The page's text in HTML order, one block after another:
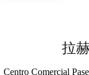
拉
Centro Comercial